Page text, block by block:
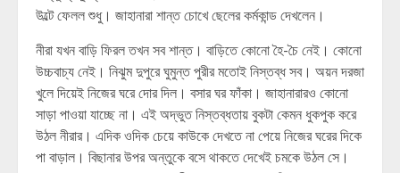
উল্টে ফেলল শুধু। জাহানারা শান্ত চোখে ছেলের কর্মকান্ড দেখলেন।
নীরা যখন বাড়ি ফিরল তখন সব শান্ত। বাড়িতে কোনো হৈ-চৈ নেই। কোনো
উচ্চবাচ্য নেই। নিঝুম দুপুরে ঘুমুন্ত পুরীর মতোই নিস্তব্ধ সব। অয়ন দরজা
খুলে দিয়েই নিজের ঘরে দোর দিল। বসার ঘর ফাঁকা। জাহানারারও কোনো
সাড়া পাওয়া যাচ্ছে না। এই অদ্ভুত নিস্তব্ধতায় বুকটা কেমন ধুকপুক করে
উঠল নীরার। এদিক ওদিক চেয়ে কাউকে দেখতে না পেয়ে নিজের ঘরের দিকে
পা বাড়াল। বিছানার উপর অন্তুকে বসে থাকতে দেখেই চমকে উঠল সে।